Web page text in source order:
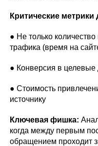
Критические метрики
● Не только
трафика (время на
● Конверсия в целевые
● Стоимость
источнику
Ключевая фишка:
когда между первым
обращением проходит